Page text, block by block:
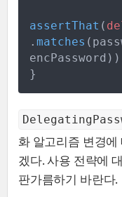
assertThat (
. matches (
encPassword ) )
}
화 알고리즘 변경
겠다. 사용 전략에
판가름하기 바란다.